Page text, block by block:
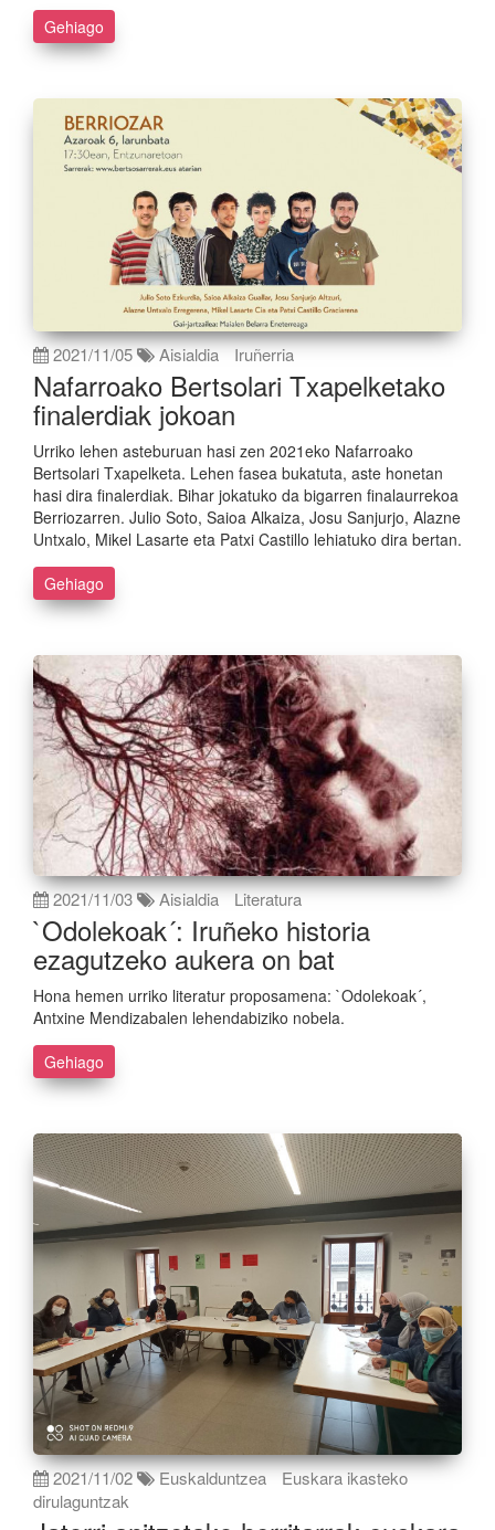
Gehiago
2021/11/05 Aisialdia Iruñerria
Nafarroako Bertsolari Txapelketako
finalerdiak jokoan
Urriko lehen asteburuan hasi zen 2021eko Nafarroako
Bertsolari Txapelketa. Lehen fasea bukatuta, aste honetan
hasi dira finalerdiak. Bihar jokatuko da bigarren finalaurrekoa
Berriozarren. Julio Soto, Saioa Alkaiza, Josu Sanjurjo, Alazne
Untxalo, Mikel Lasarte eta Patxi Castillo lehiatuko dira bertan.
Gehiago
2021/11/03 Aisialdia Literatura
`Odolekoak´: Iruñeko historia
ezagutzeko aukera on bat
Hona hemen urriko literatur proposamena: `Odolekoak´,
Antxine Mendizabalen lehendabiziko nobela.
Gehiago
2021/11/02 Euskalduntzea
Euskara ikasteko
dirulaguntzak